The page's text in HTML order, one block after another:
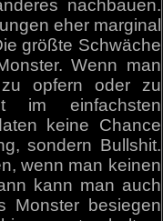
nachbauen.
eher marginal
größte Schwäche
Wenn man
opfern oder zu
im einfachsten
keine Chance
sondern Bullshit.
wenn man keinen
kann man auch
Monster besiegen